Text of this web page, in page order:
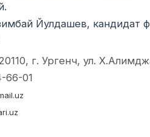
Йулдашев, кандидат
г. Ургенч, ул.
66-01